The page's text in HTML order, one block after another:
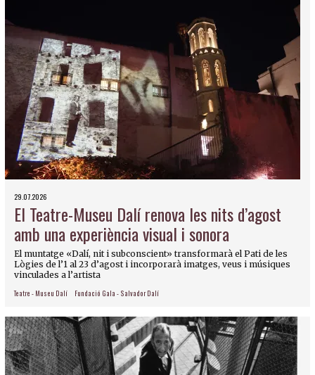
29.07.2026
El Teatre-Museu Dalí renova les nits d’agost
amb una experiència visual i sonora
El muntatge «Dalí, nit i subconscient» transformarà el Pati de les
Lògies de l’1 al 23 d’agost i incorporarà imatges, veus i músiques
vinculades a l’artista
Teatre - Museu Dalí Fundació Gala - Salvador Dalí